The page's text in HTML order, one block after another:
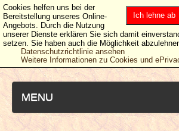
MENU
Ich lehne ab
Cookies helfen uns bei der
Bereitstellung unseres Online-
Angebots. Durch die Nutzung
unserer Dienste erklären Sie sich damit
setzen. Sie haben auch die Möglichkeit
Datenschutzrichtlinie ansehen
Weitere Informationen zu Cookies und